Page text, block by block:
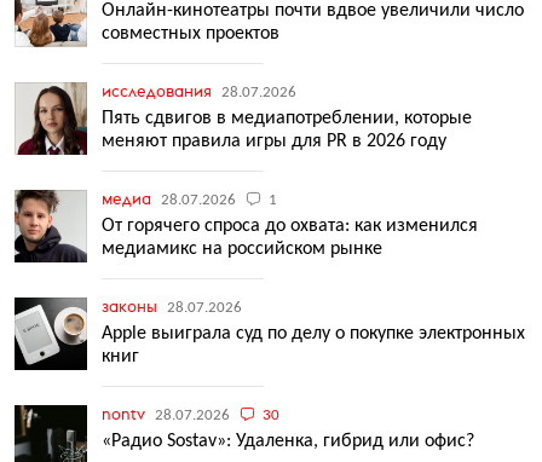
Онлайн-кинотеатры почти вдвое увеличили число
совместных проектов
исследования 28.07.2026
Пять сдвигов в медиапотреблении, которые
меняют правила игры для PR в 2026 году
медиа 28.07.2026 1
От горячего спроса до охвата: как изменился
медиамикс на российском рынке
законы 28.07.2026
Apple выиграла суд по делу о покупке электронных
книг
nontv 28.07.2026 30
«Радио Sostav»: Удаленка, гибрид или офис?